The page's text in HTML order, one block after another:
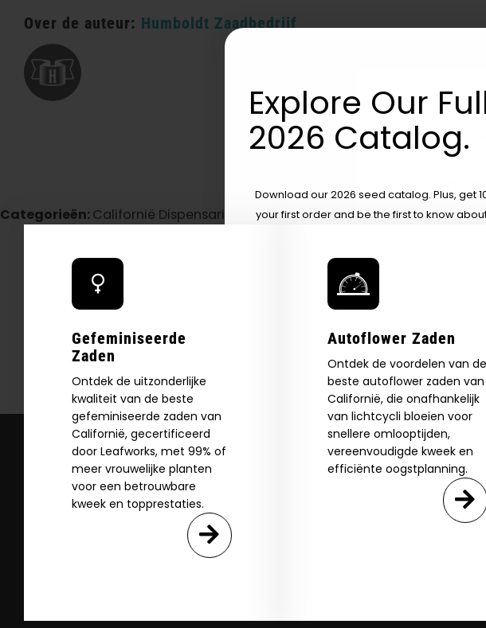
Over de auteur: Humboldt Zaadbedrijf
Categorieën:Californië Dispensarium / Levering
Gefeminiseerde
Zaden
Ontdek de uitzonderlijke
kwaliteit van de beste
gefeminiseerde zaden van
Californië, gecertificeerd
door Leafworks, met 99% of
meer vrouwelijke planten
voor een betrouwbare
kweek en topprestaties.
Autoflower Zaden
Ontdek de voordelen van de
beste autoflower zaden van
Californië, die onafhankelijk
van lichtcycli bloeien voor
snellere omlooptijden,
vereenvoudigde kweek en
efficiënte oogstplanning.
Are
The content and
I accept
By clicking
Explore Our
2026 Catalog.
Download our 2026 seed catalog. Plus, get
your first order and be the first to know
SIGN ME UP!
NO, THANKS